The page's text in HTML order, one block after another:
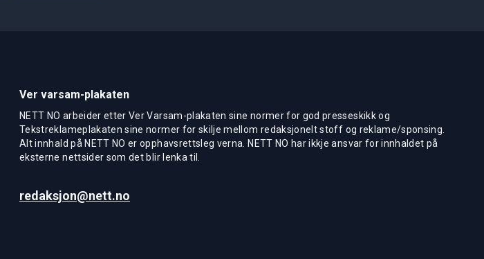
Ver varsam-plakaten
NETT NO arbeider etter Ver Varsam-plakaten sine normer for god presseskikk og
Tekstreklameplakaten sine normer for skilje mellom redaksjonelt stoff og reklame/sponsing.
Alt innhald på NETT NO er opphavsrettsleg verna. NETT NO har ikkje ansvar for innhaldet på
eksterne nettsider som det blir lenka til.
redaksjon@nett.no